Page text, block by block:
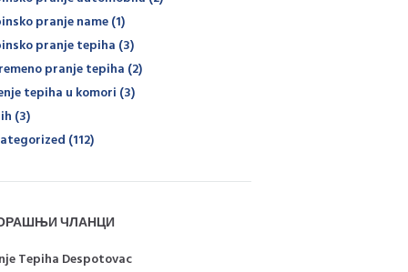
pranje name(1)
pranje tepiha (3)
pranje tepiha (2)
tepiha u komori (3)
(3)
(112)
ЧЛАНЦИ
Tepiha Despotovac